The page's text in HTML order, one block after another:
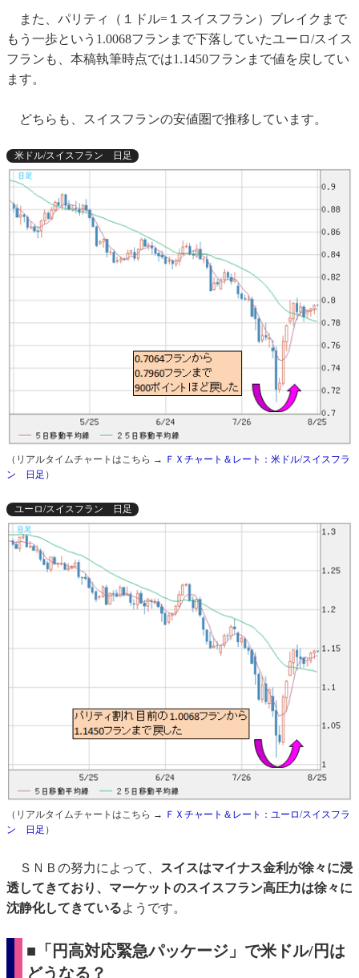
また、パリティ（１ドル=１スイスフラン）ブレイクまで
もう一歩という1.0068フランまで下落していたユーロ/スイス
フランも、本稿執筆時点では1.1450フランまで値を戻してい
ます。
どちらも、スイスフランの安値圏で推移しています。
米ドル/スイスフラン 日足
（リアルタイムチャートはこちら → ＦＸチャート＆レート：米ドル/スイスフラ
ン 日足 ）
ユーロ/スイスフラン 日足
（リアルタイムチャートはこちら → ＦＸチャート＆レート：ユーロ/スイスフラ
ン 日足 ）
ＳＮＢの努力によって、
スイスはマイナス金利が徐々に浸
透してきており、マーケットのスイスフラン高圧力は徐々に
沈静化してきているようです。
■「円高対応緊急パッケージ」で米ドル/円は
どうなる？